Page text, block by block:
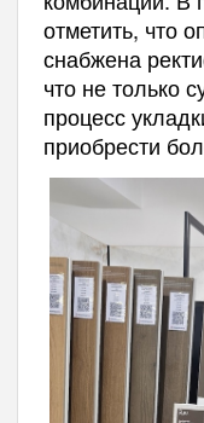
отметить, что
снабжена
что не только
процесс
приобрести